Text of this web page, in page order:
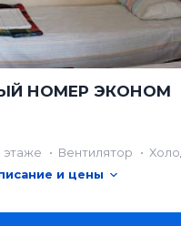
НОМЕР ЭКОНОМ
этаже Вентилятор
и цены